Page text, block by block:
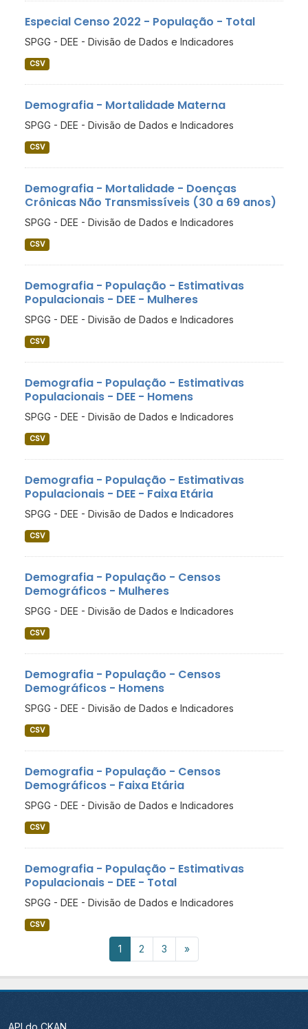
Especial Censo 2022 - População - Total
SPGG - DEE - Divisão de Dados e Indicadores
CSV
Demografia - Mortalidade Materna
SPGG - DEE - Divisão de Dados e Indicadores
CSV
Demografia - Mortalidade - Doenças
Crônicas Não Transmissíveis (30 a 69 anos)
SPGG - DEE - Divisão de Dados e Indicadores
CSV
Demografia - População - Estimativas
Populacionais - DEE - Mulheres
SPGG - DEE - Divisão de Dados e Indicadores
CSV
Demografia - População - Estimativas
Populacionais - DEE - Homens
SPGG - DEE - Divisão de Dados e Indicadores
CSV
Demografia - População - Estimativas
Populacionais - DEE - Faixa Etária
SPGG - DEE - Divisão de Dados e Indicadores
CSV
Demografia - População - Censos
Demográficos - Mulheres
SPGG - DEE - Divisão de Dados e Indicadores
CSV
Demografia - População - Censos
Demográficos - Homens
SPGG - DEE - Divisão de Dados e Indicadores
CSV
Demografia - População - Censos
Demográficos - Faixa Etária
SPGG - DEE - Divisão de Dados e Indicadores
CSV
Demografia - População - Estimativas
Populacionais - DEE - Total
SPGG - DEE - Divisão de Dados e Indicadores
CSV
1 2 3 »